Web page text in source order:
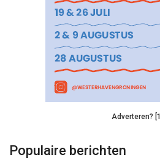
Adverteren? [1]
Populaire berichten